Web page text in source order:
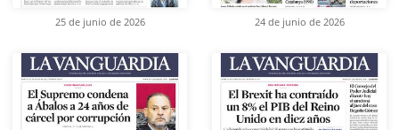
25 de junio de 2026 24 de junio de 2026